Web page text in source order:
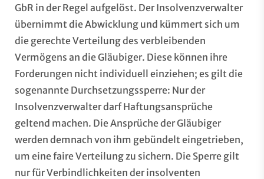
GbR in der Regel aufgelöst. Der Insolvenzverwalter
übernimmt die Abwicklung und kümmert sich um
die gerechte Verteilung des verbleibenden
Vermögens an die Gläubiger. Diese können ihre
Forderungen nicht individuell einziehen; es gilt die
sogenannte Durchsetzungssperre: Nur der
Insolvenzverwalter darf Haftungsansprüche
geltend machen. Die Ansprüche der Gläubiger
werden demnach von ihm gebündelt eingetrieben,
um eine faire Verteilung zu sichern. Die Sperre gilt
nur für Verbindlichkeiten der insolventen